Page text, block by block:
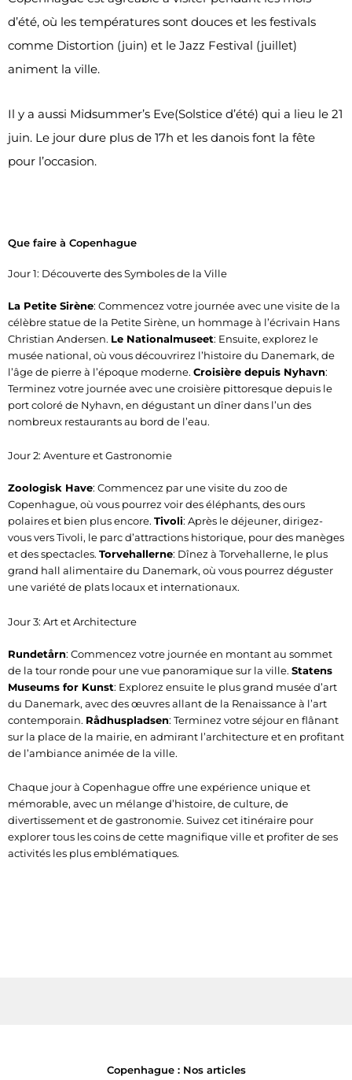
d’été, où les températures sont douces et les festivals
comme Distortion (juin) et le Jazz Festival (juillet)
animent la ville.
Il y a aussi Midsummer’s Eve(Solstice d’été) qui a lieu le 21
juin. Le jour dure plus de 17h et les danois font la fête
pour l’occasion.
Que faire à Copenhague
Jour 1: Découverte des Symboles de la Ville
La Petite Sirène: Commencez votre journée avec une visite de la
célèbre statue de la Petite Sirène, un hommage à l’écrivain Hans
Christian Andersen. Le Nationalmuseet: Ensuite, explorez le
musée national, où vous découvrirez l’histoire du Danemark, de
l’âge de pierre à l’époque moderne. Croisière depuis Nyhavn:
Terminez votre journée avec une croisière pittoresque depuis le
port coloré de Nyhavn, en dégustant un dîner dans l’un des
nombreux restaurants au bord de l’eau.
Jour 2: Aventure et Gastronomie
Zoologisk Have: Commencez par une visite du zoo de
Copenhague, où vous pourrez voir des éléphants, des ours
polaires et bien plus encore. Tivoli: Après le déjeuner, dirigez-
vous vers Tivoli, le parc d’attractions historique, pour des manèges
et des spectacles. Torvehallerne: Dînez à Torvehallerne, le plus
grand hall alimentaire du Danemark, où vous pourrez déguster
une variété de plats locaux et internationaux.
Jour 3: Art et Architecture
Rundetårn: Commencez votre journée en montant au sommet
de la tour ronde pour une vue panoramique sur la ville. Statens
Museums for Kunst: Explorez ensuite le plus grand musée d’art
du Danemark, avec des œuvres allant de la Renaissance à l’art
contemporain. Rådhuspladsen: Terminez votre séjour en flânant
sur la place de la mairie, en admirant l’architecture et en profitant
de l’ambiance animée de la ville.
Chaque jour à Copenhague offre une expérience unique et
mémorable, avec un mélange d’histoire, de culture, de
divertissement et de gastronomie. Suivez cet itinéraire pour
explorer tous les coins de cette magnifique ville et profiter de ses
activités les plus emblématiques.
Copenhague : Nos articles